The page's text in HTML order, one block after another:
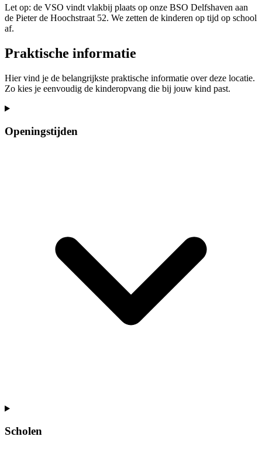
Let op: de VSO vindt vlakbij plaats op onze BSO Delfshaven aan
de Pieter de Hoochstraat 52. We zetten de kinderen op tijd op school
af.
Praktische informatie
Hier vind je de belangrijkste praktische informatie over deze locatie.
Zo kies je eenvoudig de kinderopvang die bij jouw kind past.
Openingstijden
Scholen